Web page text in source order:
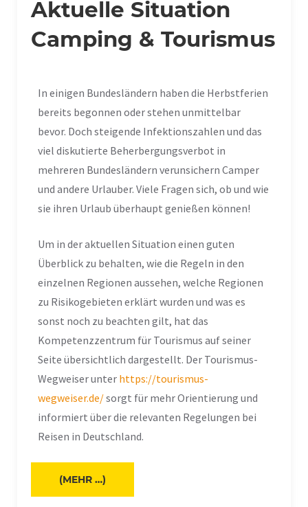
Aktuelle Situation
Camping & Tourismus
In einigen Bundesländern haben die Herbstferien
bereits begonnen oder stehen unmittelbar
bevor. Doch steigende Infektionszahlen und das
viel diskutierte Beherbergungsverbot in
mehreren Bundesländern verunsichern Camper
und andere Urlauber. Viele Fragen sich, ob und wie
sie ihren Urlaub überhaupt genießen können!
Um in der aktuellen Situation einen guten
Überblick zu behalten, wie die Regeln in den
einzelnen Regionen aussehen, welche Regionen
zu Risikogebieten erklärt wurden und was es
sonst noch zu beachten gilt, hat das
Kompetenzzentrum für Tourismus auf seiner
Seite übersichtlich dargestellt. Der Tourismus-
Wegweiser unter https://tourismus-
wegweiser.de/sorgt für mehr Orientierung und
informiert über die relevanten Regelungen bei
Reisen in Deutschland.
(MEHR …)